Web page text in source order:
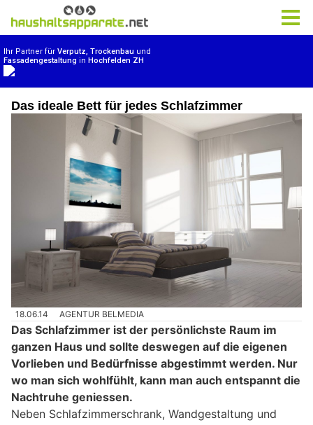
Das ideale Bett für jedes Schlafzimmer
18.06.14 AGENTUR BELMEDIA
Das Schlafzimmer ist der persönlichste Raum im
ganzen Haus und sollte deswegen auf die eigenen
Vorlieben und Bedürfnisse abgestimmt werden. Nur
wo man sich wohlfühlt, kann man auch entspannt die
Nachtruhe geniessen.
Neben Schlafzimmerschrank, Wandgestaltung und